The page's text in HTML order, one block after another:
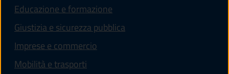
Educazione e formazione
Giustizia e sicurezza pubblica
Imprese e commercio
Mobilità e trasporti